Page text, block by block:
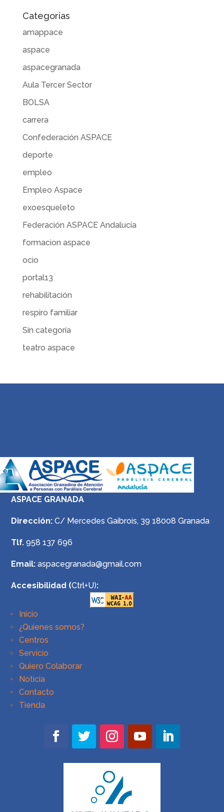
Categorías
amappace
aspace
aspacegranada
Aula Tercer Sector
BOLSA
carrera
Confederación ASPACE
deporte
empleo
Empleo Aspace
exoesqueleto
Federación ASPACE Andalucía
formacion aspace
ocio
portal13
rehabilitación
respiro familiar
Sin categoría
teatro aspace
ASPACE GRANADA
Dirección: C/ Mercedes Gaibrois, 39 18008 Granada
Tlf. 958 137 696
Email: aspacegranada@gmail.com
Accesibilidad (Ctrl+U):
Inicio
¿Quienes somos?
Centros
Servicio
Quiero Colaborar
Noticia
Contacto
Tienda